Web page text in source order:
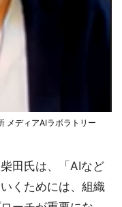
メディアAIラボラトリー
田氏は、「AIなど
くためには、組織